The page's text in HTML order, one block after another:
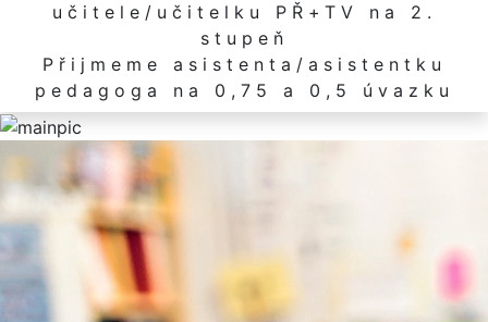
učitele/učitelku PŘ+TV na 2.
stupeň
Přijmeme asistenta/asistentku
pedagoga na 0,75 a 0,5 úvazku